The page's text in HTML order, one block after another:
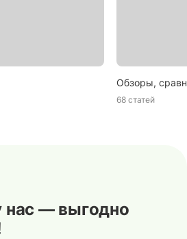
Обзоры,
68 статей
нас — выгодно